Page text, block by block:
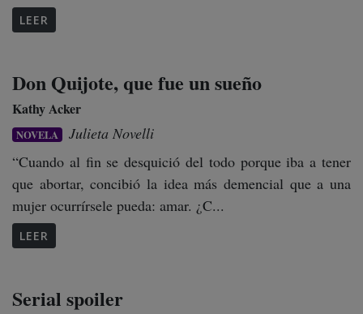
LEER
Don Quijote, que fue un sueño
Kathy Acker
NOVELA
Julieta Novelli
“Cuando al fin se desquició del todo porque iba a tener
que abortar, concibió la idea más demencial que a una
mujer ocurrírsele pueda: amar. ¿C...
LEER
Serial spoiler